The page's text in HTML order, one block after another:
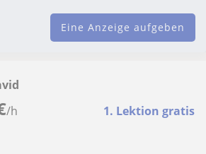
Eine Anzeige aufgeben
/h 1. Lektion gratis